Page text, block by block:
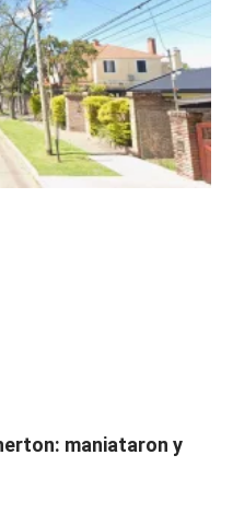
maniataron y